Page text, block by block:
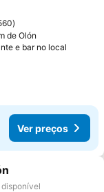
favoritos
de Olón
e bar no local
Ver preços
favoritos